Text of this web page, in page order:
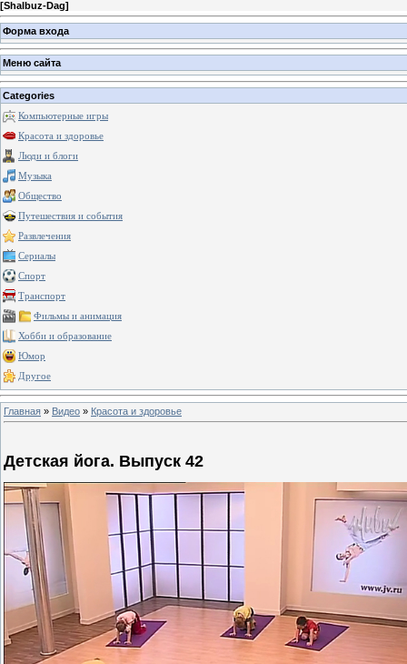
[Shalbuz-Dag]
Форма входа
Меню сайта
Categories
Компьютерные игры
Красота и здоровье
Люди и блоги
Музыка
Общество
Путешествия и события
Развлечения
Сериалы
Спорт
Транспорт
Фильмы и анимация
Хобби и образование
Юмор
Другое
Главная » Видео » Красота и здоровье
Детская йога. Выпуск 42